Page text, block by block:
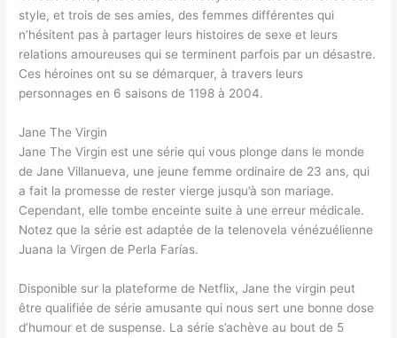
style, et trois de ses amies, des femmes différentes qui
n’hésitent pas à partager leurs histoires de sexe et leurs
relations amoureuses qui se terminent parfois par un désastre.
Ces héroines ont su se démarquer, à travers leurs
personnages en 6 saisons de 1198 à 2004.
Jane The Virgin
Jane The Virgin est une série qui vous plonge dans le monde
de Jane Villanueva, une jeune femme ordinaire de 23 ans, qui
a fait la promesse de rester vierge jusqu’à son mariage.
Cependant, elle tombe enceinte suite à une erreur médicale.
Notez que la série est adaptée de la telenovela vénézuélienne
Juana la Virgen de Perla Farías.
Disponible sur la plateforme de Netflix, Jane the virgin peut
être qualifiée de série amusante qui nous sert une bonne dose
d’humour et de suspense. La série s’achève au bout de 5